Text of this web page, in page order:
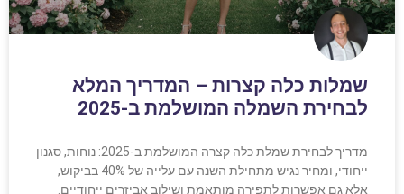
שמלות כלה קצרות – המדריך המלא
לבחירת השמלה המושלמת ב-2025
מדריך לבחירת שמלת כלה קצרה המושלמת ב-2025: נוחות, סגנון
ייחודי, ומחיר נגיש מתחילת השנה עם עלייה של 40% בביקוש,
אלא גם אפשרות לתפירה מותאמת ושילוב אביזרים ייחודיים.